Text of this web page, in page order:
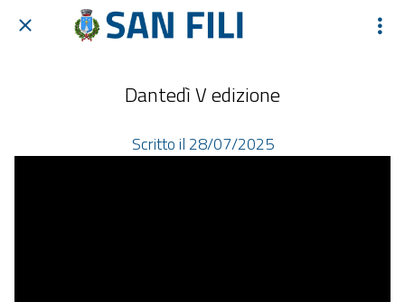
Dantedì V edizione
Scritto il 28/07/2025